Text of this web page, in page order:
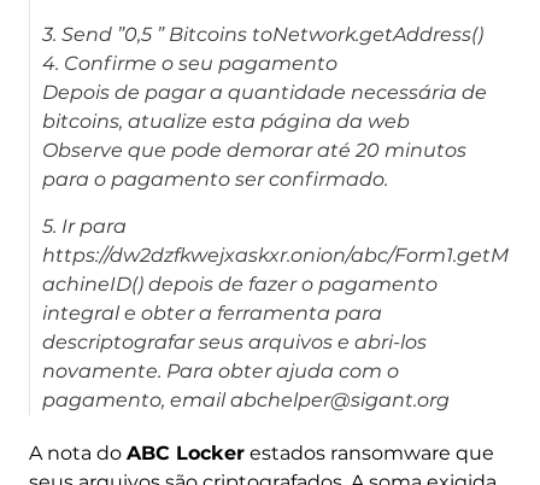
3. Send ”0,5 ” Bitcoins toNetwork.getAddress()
4. Confirme o seu pagamento
Depois de pagar a quantidade necessária de
bitcoins, atualize esta página da web
Observe que pode demorar até 20 minutos
para o pagamento ser confirmado.
5. Ir para
https://dw2dzfkwejxaskxr.onion/abc/Form1.getM
achineID() depois de fazer o pagamento
integral e obter a ferramenta para
descriptografar seus arquivos e abri-los
novamente. Para obter ajuda com o
pagamento, email abchelper@sigant.org
A nota do ABC Lockerestados ransomware que